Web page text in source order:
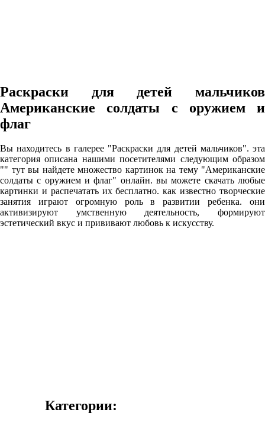
Раскраски для детей мальчиков
Американские солдаты с оружием и
флаг
Вы находитесь в галерее "Раскраски для детей мальчиков". эта
категория описана нашими посетителями следующим образом
"" тут вы найдете множество картинок на тему "Американские
солдаты с оружием и флаг" онлайн. вы можете скачать любые
картинки и распечатать их бесплатно. как известно творческие
занятия играют огромную роль в развитии ребенка. они
активизируют умственную деятельность, формируют
эстетический вкус и прививают любовь к искусству.
Категории: